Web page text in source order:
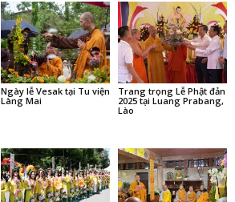
Ngày lễ Vesak tại Tu viện
Làng Mai
Trang trọng Lễ Phật đản
2025 tại Luang Prabang,
Lào